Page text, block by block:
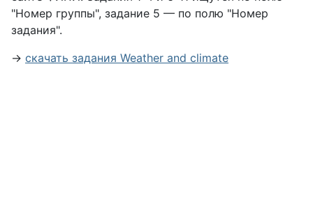
"Номер группы", задание 5 — по полю "Номер
задания".
→ скачать задания Weather and climate